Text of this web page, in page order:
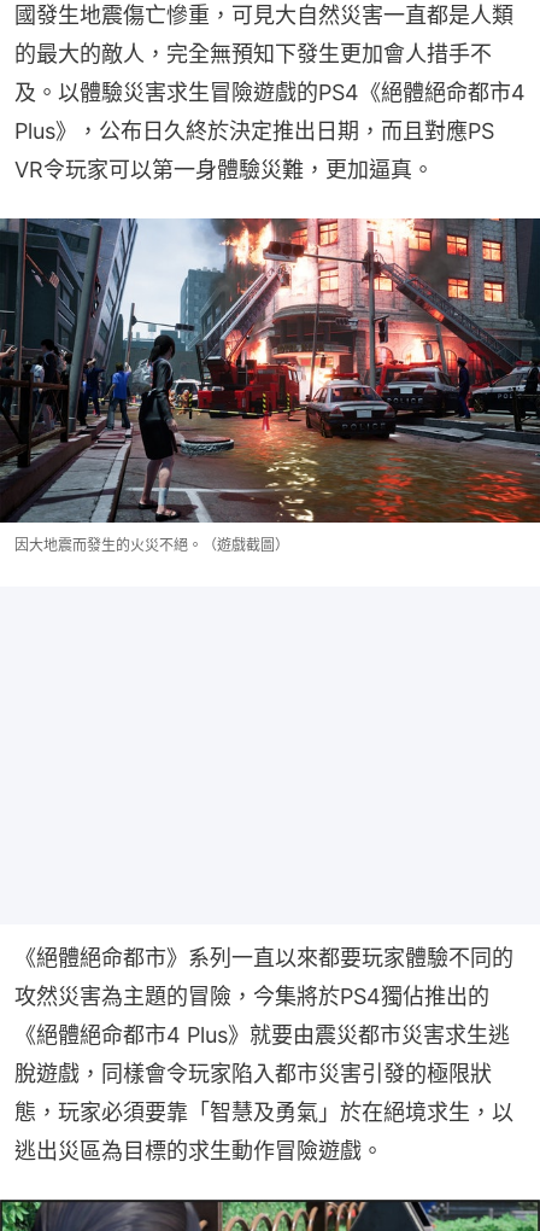
國發生地震傷亡慘重，可見大自然災害一直都是人類
的最大的敵人，完全無預知下發生更加會人措手不
及。以體驗災害求生冒險遊戲的PS4《絕體絕命都市4
Plus》，公布日久終於決定推出日期，而且對應PS
VR令玩家可以第一身體驗災難，更加逼真。
因大地震而發生的火災不絕。（遊戲截圖）
《絕體絕命都市》系列一直以來都要玩家體驗不同的
攻然災害為主題的冒險，今集將於PS4獨佔推出的
《絕體絕命都市4 Plus》就要由震災都市災害求生逃
脫遊戲，同樣會令玩家陷入都市災害引發的極限狀
態，玩家必須要靠「智慧及勇氣」於在絕境求生，以
逃出災區為目標的求生動作冒險遊戲。